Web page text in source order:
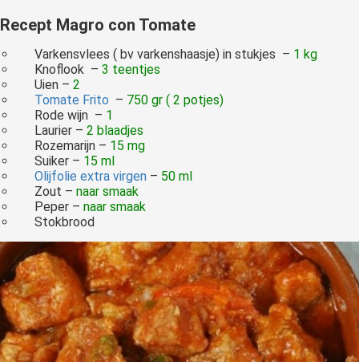
Recept Magro con Tomate
Varkensvlees ( bv varkenshaasje) in stukjes – 1 kg
Knoflook –3 teentjes
Uien –2
Tomate Frito – 750 gr ( 2 potjes)
Rode wijn – 1
Laurier –2 blaadjes
Rozemarijn – 15 mg
Suiker – 15 ml
Olijfolie extra virgen – 50 ml
Zout –naar smaak
Peper –naar smaak
Stokbrood